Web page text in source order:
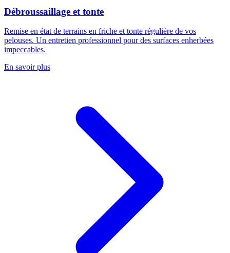
Débroussaillage et tonte
Remise en état de terrains en friche et tonte régulière de vos
pelouses. Un entretien professionnel pour des surfaces enherbées
impeccables.
En savoir plus